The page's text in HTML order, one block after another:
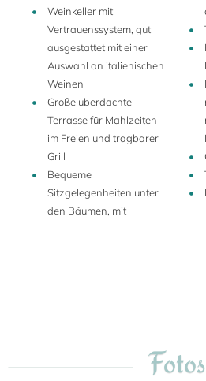
Das Anwesen umfasst 100 Hektar
und einem Eichenwald und liegt in
völlig privaten Tal. Die
und die Lage ist ländlich und
Minuten von Cetona und der
Casciano dei Bagni entfernt, wo
und ausgezeichnete italienische
Weinkeller mit
Vertrauenssystem, gut
ausgestattet mit einer
Auswahl an italienischen
Weinen
Große überdachte
Terrasse für Mahlzeiten
im Freien und tragbarer
Grill
Bequeme
Sitzgelegenheiten unter
den Bäumen, mit
Fotos